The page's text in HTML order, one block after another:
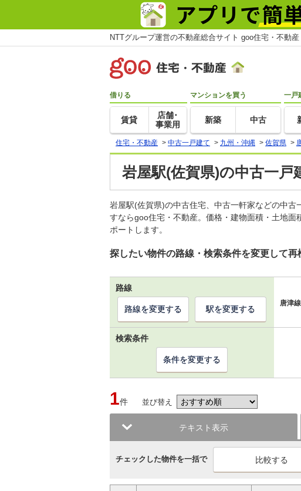
NTTグループ運営の不動産総合サイト goo住宅・不動産
借りる
賃貸
店舗･
事業用
マンションを買う
新築 中古
一戸
住宅・不動産 > 中古一戸建て > 九州・沖縄 > 佐賀県 >
岩屋駅(佐賀県)の中古一戸
岩屋駅(佐賀県)の中古住宅、中古一軒家などの中
すならgoo住宅・不動産。価格・建物面積・土地
ポートします。
探したい物件の路線・検索条件を変更して再
路線
唐津線
路線を変更する 駅を変更する
検索条件
条件を変更する
1件 並び替え
テキスト表示
チェックした物件を一括で